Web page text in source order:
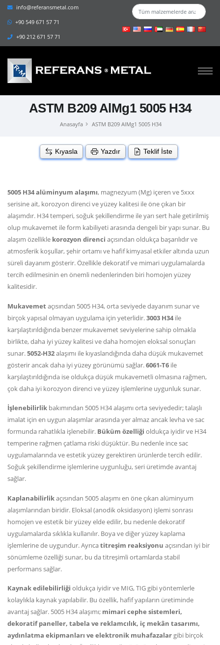
info@referansmetal.com
+90 549 671 57 71
+90 212 671 57 71
ASTM B209 AlMg1 5005 H34
Anasayfa ASTM B209 AlMg1 5005 H34
Kıyasla Yazdır Teklif İste
5005 H34 alüminyum alaşımı, magnezyum (Mg) içeren ve 5xxx
serisine ait, korozyon direnci ve yüzey kalitesi ile öne çıkan bir
alaşımdır. H34 temperi, soğuk şekillendirme ile yarı sert hale getirilmiş
olup mukavemet ile form kabiliyeti arasında dengeli bir yapı sunar. Bu
alaşım özellikle korozyon direnci açısından oldukça başarılıdır ve
atmosferik koşullar, şehir ortamı ve hafif kimyasal etkiler altında uzun
süreli dayanım gösterir. Özellikle dekoratif ve mimari uygulamalarda
tercih edilmesinin en önemli nedenlerinden biri homojen yüzey
kalitesidir.
Mukavemet açısından 5005 H34, orta seviyede dayanım sunar ve
birçok yapısal olmayan uygulama için yeterlidir.3003 H34ile
karşılaştırıldığında benzer mukavemet seviyelerine sahip olmakla
birlikte, daha iyi yüzey kalitesi ve daha homojen eloksal sonuçları
sunar.5052-H32alaşımı ile kıyaslandığında daha düşük mukavemet
gösterir ancak daha iyi yüzey görünümü sağlar.6061-T6 ile
karşılaştırıldığında ise oldukça düşük mukavemetli olmasına rağmen,
çok daha iyi korozyon direnci ve yüzey işlemlerine uygunluk sunar.
İşlenebilirlik bakımından 5005 H34 alaşımı orta seviyededir; talaşlı
imalat için en uygun alaşımlar arasında yer almaz ancak levha ve sac
formunda rahatlıkla işlenebilir. Büküm özelliği oldukça iyidir ve H34
temperine rağmen çatlama riski düşüktür. Bu nedenle ince sac
uygulamalarında ve estetik yüzey gerektiren ürünlerde tercih edilir.
Soğuk şekillendirme işlemlerine uygunluğu, seri üretimde avantaj
sağlar.
Kaplanabilirlikaçısından 5005 alaşımı en öne çıkan alüminyum
alaşımlarından biridir. Eloksal (anodik oksidasyon) işlemi sonrası
homojen ve estetik bir yüzey elde edilir, bu nedenle dekoratif
uygulamalarda sıklıkla kullanılır. Boya ve diğer yüzey kaplama
işlemlerine de uygundur. Ayrıcatitreşim reaksiyonu açısından iyi bir
sönümleme özelliği sunar, bu da titreşimli ortamlarda stabil
performans sağlar.
Kaynak edilebilirliği oldukça iyidir ve MIG, TIG gibi yöntemlerle
kolaylıkla kaynak yapılabilir. Bu özellik, hafif yapıların üretiminde
avantaj sağlar. 5005 H34 alaşımı; mimari cephe sistemleri,
dekoratif paneller, tabela ve reklamcılık, iç mekân tasarımı,
aydınlatma ekipmanları ve elektronik muhafazalar gibi birçok